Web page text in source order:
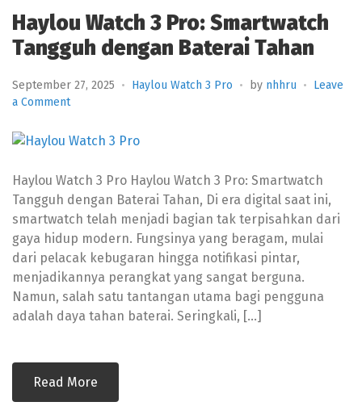
Haylou Watch 3 Pro: Smartwatch
Tangguh dengan Baterai Tahan
September 27, 2025 Haylou Watch 3 Pro by nhhru
Leave
a Commenton
Watch
Smartwatch
Tangguh
dengan
Baterai
Tahan
Haylou Watch 3 Pro Haylou Watch 3 Pro: Smartwatch
Tangguh dengan Baterai Tahan, Di era digital saat ini,
smartwatch telah menjadi bagian tak terpisahkan dari
gaya hidup modern. Fungsinya yang beragam, mulai
dari pelacak kebugaran hingga notifikasi pintar,
menjadikannya perangkat yang sangat berguna.
Namun, salah satu tantangan utama bagi pengguna
adalah daya tahan baterai. Seringkali, […]
Read More